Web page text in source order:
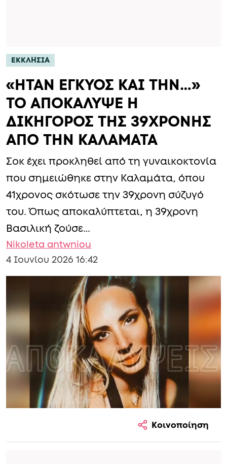
ΕΚΚΛΗΣΙΑ
«ΗΤΑΝ ΕΓΚΥΟΣ ΚΑΙ ΤΗΝ…»
ΤΟ ΑΠΟΚΑΛΥΨΕ Η
ΔΙΚΗΓΟΡΟΣ ΤΗΣ 39ΧΡΟΝΗΣ
ΑΠΟ ΤΗΝ ΚΑΛΑΜΑΤΑ
Σοκ έχει προκληθεί από τη γυναικοκτονία
που σημειώθηκε στην Καλαμάτα, όπου
41χρονος σκότωσε την 39χρονη σύζυγό
του. Όπως αποκαλύπτεται, η 39χρονη
Βασιλική ζούσε…
Nikoleta antwniou
4 Ιουνίου 2026 16:42
Κοινοποίηση